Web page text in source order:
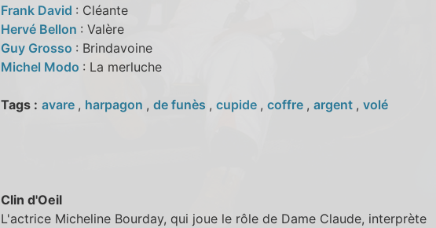
Frank David : Cléante
Hervé Bellon : Valère
Guy Grosso : Brindavoine
Michel Modo : La merluche
Tags : avare , harpagon , de funès , cupide , coffre , argent , volé
Clin d'Oeil
L'actrice Micheline Bourday, qui joue le rôle de Dame Claude, interprète